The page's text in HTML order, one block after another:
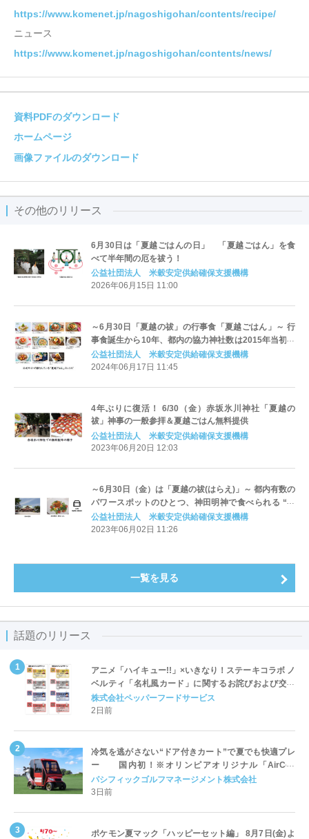
https://www.komenet.jp/nagoshigohan/contents/recipe/
ニュース
https://www.komenet.jp/nagoshigohan/contents/news/
資料PDFのダウンロード
ホームページ
画像ファイルのダウンロード
その他のリリース
6月30日は「夏越ごはんの日」 「夏越ごはん」を食
べて半年間の厄を祓う！
公益社団法人 米穀安定供給確保支援機構
2026年06月15日 11:00
～6月30日「夏越の祓」の行事食「夏越ごはん」～ 行
事食誕生から10年、都内の協力神社数は2015年当初の
4倍以上に増加
公益社団法人 米穀安定供給確保支援機構
2024年06月17日 11:45
4年ぶりに復活！ 6/30（金）赤坂氷川神社「夏越の
祓」神事の一般参拝＆夏越ごはん無料提供
公益社団法人 米穀安定供給確保支援機構
2023年06月20日 12:03
～6月30日（金）は「夏越の祓(はらえ)」～ 都内有数の
パワースポットのひとつ、神田明神で食べられる “商
売繁昌 夏越ごはん”が2023年6月1日（木）に初登場！
公益社団法人 米穀安定供給確保支援機構
2023年06月02日 11:26
一覧を見る
話題のリリース
アニメ「ハイキュー!!」×いきなり！ステーキコラボ ノ
ベルティ「名札風カード」に関するお詫びおよび交換
対応についてのご案内
株式会社ペッパーフードサービス
2日前
冷気を逃がさない“ドア付きカート”で夏でも快適プレ
ー 国内初！※オリンピアオリジナル「AirCon
Cart（エアコンカート）」導入 | ＰＧＭ
パシフィックゴルフマネージメント株式会社
3日前
ポケモン夏マック「ハッピーセット編」 8月7日(金)よ